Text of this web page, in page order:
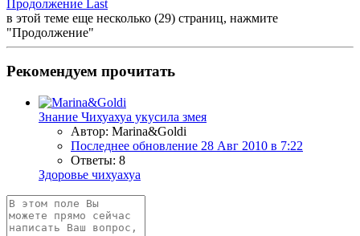
Продолжение Last
в этой теме еще несколько (29) страниц, нажмите
"Продолжение"
Рекомендуем прочитать
Знание Чихуахуа укусила змея
Автор: Marina&Goldi
Последнее обновление 28 Авг 2010 в 7:22
Ответы: 8
Здоровье чихуахуа